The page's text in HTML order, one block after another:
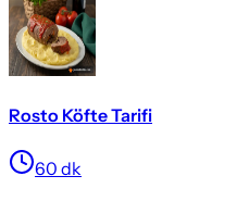
Rosto Köfte Tarifi
60 dk